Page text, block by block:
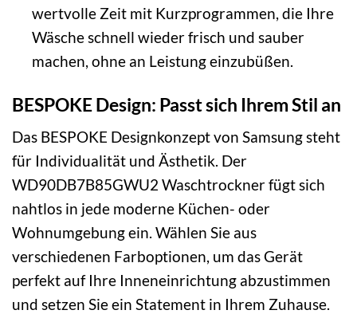
wertvolle Zeit mit Kurzprogrammen, die Ihre
Wäsche schnell wieder frisch und sauber
machen, ohne an Leistung einzubüßen.
BESPOKE Design: Passt sich Ihrem Stil an
Das BESPOKE Designkonzept von Samsung steht
für Individualität und Ästhetik. Der
WD90DB7B85GWU2 Waschtrockner fügt sich
nahtlos in jede moderne Küchen- oder
Wohnumgebung ein. Wählen Sie aus
verschiedenen Farboptionen, um das Gerät
perfekt auf Ihre Inneneinrichtung abzustimmen
und setzen Sie ein Statement in Ihrem Zuhause.